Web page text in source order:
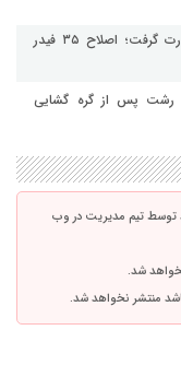
با اجرای منسجم طرح ملی سامان در گیلان صورت گرفت؛ اصلاح ۳۵ فیدر
رشت پس از گره گشایی
توسط تیم مدیریت در وب
شد.
منتشر نخواهد شد.